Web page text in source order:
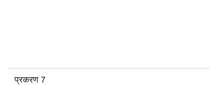
प्रकरण 7